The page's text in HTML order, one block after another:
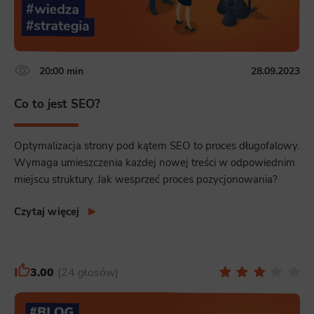
20:00 min 28.09.2023
Co to jest SEO?
Optymalizacja strony pod kątem SEO to proces długofalowy.
Wymaga umieszczenia każdej nowej treści w odpowiednim
miejscu struktury. Jak wesprzeć proces pozycjonowania?
Czytaj więcej
3.00 24 głosów